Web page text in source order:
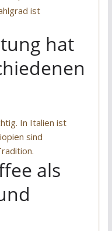
ist
hat
In Italien ist
sind
als